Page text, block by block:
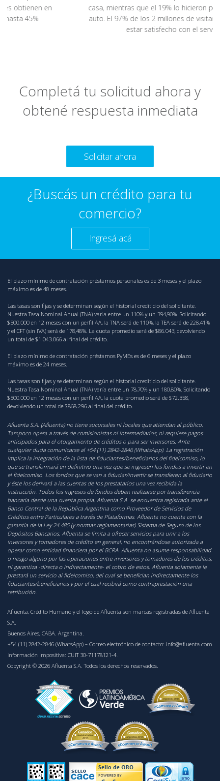
casa, mientras que el 19% lo hicieron para comprar un
auto. El 97% de los 2 millones de visitantes al sitio dijo
estar satisfecho con el servicio.
Completá tu solicitud ahora y
obtené respuesta inmediata
Solicitar ahora
¿Buscás un crédito para tu
comercio?
Ingresá acá
El plazo mínimo de contratación préstamos personales es de 3 meses y el plazo
máximo es de 48 meses.
Las tasas son fijas y se determinan según el historial crediticio del solicitante.
Nuestra Tasa Nominal Anual (TNA) varia entre un 110% y un 394,90%. Solicitando
$500.000 en 12 meses con un perfil AA, la TNA será de 110%, la TEA será de 228,41%
y el CFT (sin IVA) será de 178,48%. La cuota promedio será de $86.043, devolviendo
un total de $1.043.066 al final del crédito.
El plazo mínimo de contratación préstamos PyMEs es de 6 meses y el plazo
máximo es de 24 meses.
Las tasas son fijas y se determinan según el historial crediticio del solicitante.
Nuestra Tasa Nominal Anual (TNA) varía entre un 78,70% y un 180,80%. Solicitando
$500.000 en 12 meses con un perfil AA, la cuota promedio será de $72.358,
devolviendo un total de $868.296 al final del crédito.
Afluenta S.A. (Afluenta) no tiene sucursales ni locales que atiendan al público.
Tampoco opera a través de comisionistas ni intermediarios, ni requiere pagos
anticipados para el otorgamiento de créditos o para ser inversores. Ante
cualquier duda comunicarse al +54 (11) 2842-2846 (WhatsApp). La registración
implica la integración de la lista de fiduciantes/beneficiarios del fideicomiso, lo
que se transformará en definitivo una vez que se ingresen los fondos a invertir en
el fideicomiso. Los fondos que se van a fiduciar/invertir se transfieren al fiduciario
y éste los derivará a las cuentas de los prestatarios una vez recibida la
instrucción. Todos los ingresos de fondos deben realizarse por transferencia
bancaria desde una cuenta propia. Afluenta S.A. se encuentra registrada ante el
Banco Central de la República Argentina como Proveedor de Servicios de
Créditos entre Particulares a través de Plataformas. Afluenta no cuenta con la
garantía de la Ley 24.485 (y normas reglamentarias) Sistema de Seguro de los
Depósitos Bancarios. Afluenta se limita a ofrecer servicios para unir a los
inversores y tomadores de crédito en general, no encontrándose autorizada a
operar como entidad financiera por el BCRA. Afluenta no asume responsabilidad
o riesgo alguno por las operaciones entre inversores y tomadores de los créditos,
ni garantiza -directa o indirectamente- el cobro de estos. Afluenta solamente le
prestará un servicio al fideicomiso, del cual se benefician indirectamente los
fiduciantes/beneficiarios y por el cual recibirá como contraprestación una
retribución.
Afluenta, Crédito Humano y el logo de Afluenta son marcas registradas de Afluenta
S.A.
Buenos Aires, CABA. Argentina.
+54 (11) 2842-2846 (WhatsApp) – Correo electrónico de contacto: info@afluenta.com
Información Impositiva: CUIT 30-71178121-4.
Copyright © 2026 Afluenta S.A. Todos los derechos reservados.